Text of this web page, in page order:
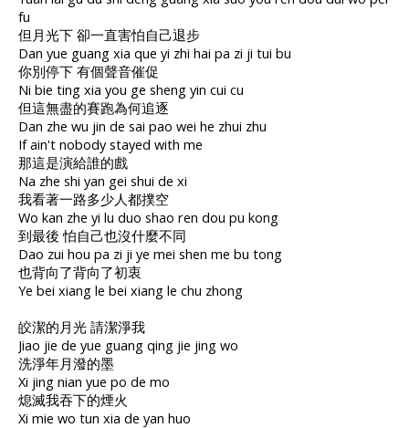
fu
但月光下 卻一直害怕自己退步
Dan yue guang xia que yi zhi hai pa zi ji tui bu
你別停下 有個聲音催促
Ni bie ting xia you ge sheng yin cui cu
但這無盡的賽跑為何追逐
Dan zhe wu jin de sai pao wei he zhui zhu
If ain't nobody stayed with me
那這是演給誰的戲
Na zhe shi yan gei shui de xi
我看著一路多少人都撲空
Wo kan zhe yi lu duo shao ren dou pu kong
到最後 怕自己也沒什麼不同
Dao zui hou pa zi ji ye mei shen me bu tong
也背向了背向了初衷
Ye bei xiang le bei xiang le chu zhong
皎潔的月光 請潔淨我
Jiao jie de yue guang qing jie jing wo
洗淨年月潑的墨
Xi jing nian yue po de mo
熄滅我吞下的煙火
Xi mie wo tun xia de yan huo